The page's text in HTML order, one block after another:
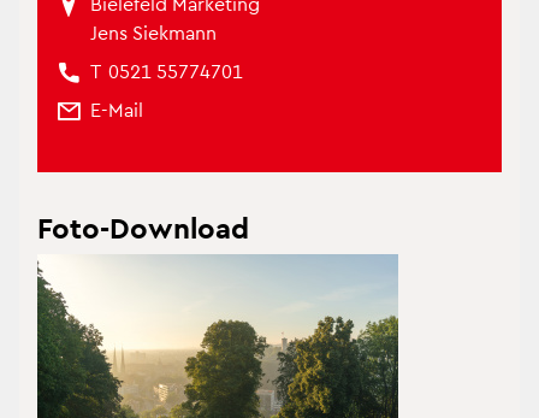
Jens Siek­mann
T 0521 55774701
E-Mail
Foto-Down­load